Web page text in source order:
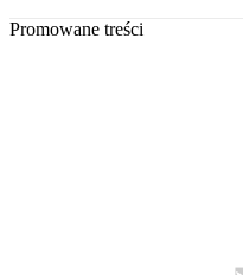
Promowane treści